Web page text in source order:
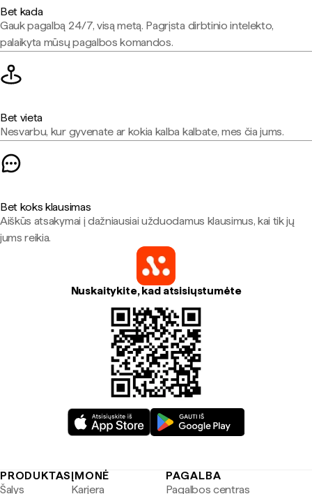
Bet kada
Gauk pagalbą 24/7, visą metą. Pagrįsta dirbtinio intelekto,
palaikyta mūsų pagalbos komandos.
Bet vieta
Nesvarbu, kur gyvenate ar kokia kalba kalbate, mes čia jums.
Bet koks klausimas
Aiškūs atsakymai į dažniausiai užduodamus klausimus, kai tik jų
jums reikia.
Nuskaitykite, kad atsisiųstumėte
PRODUKTAS
Šalys
ĮMONĖ
Karjera
PAGALBA
Pagalbos centras